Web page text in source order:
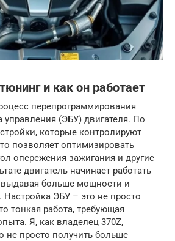
и как он работает
перепрограммирования
управления (ЭБУ) двигателя. По
которые контролируют
позволяет оптимизировать
опережения зажигания и другие
двигатель начинает работать
больше мощности и
Настройка ЭБУ – это не просто
тонкая работа, требующая
Я, как владелец 370Z,
не просто получить больше